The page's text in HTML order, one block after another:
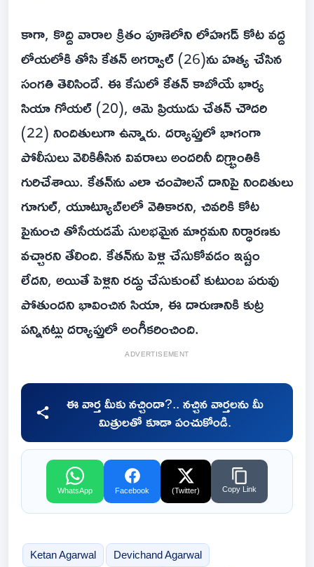
కాగా, కొద్ది వారాల క్రితం పూణెలోని లోహగడ్ కోట వద్ద
లోయలోకి తోసి కేతన్ అగర్వాల్ (26)ను హత్య చేసిన
సంగతి తెలిసిందే. ఈ కేసులో కేతన్ కాబోయే భార్య
సియా గోయల్ (20), ఆమె ప్రియుడు చేతన్ చౌదరి
(22) నిందితులుగా ఉన్నారు. దర్యాప్తులో భాగంగా
పోలీసులు వెలికితీసిన వివరాలు అందరినీ దిగ్భ్రాంతికి
గురిచేశాయి. కేతన్‌ను ఎలా చంపాలనే దానిపై నిందితులు
గూగుల్, యూట్యూబ్‌లలో వెతికారని, చివరికి కోట
పైనుంచి తోసేయడమే సులభమైన మార్గమని నిర్ధారణకు
వచ్చారని తేలింది. కేతన్‌ను పెళ్లి చేసుకోవడం ఇష్టం
లేదని, అయితే పెళ్లిని రద్దు చేసుకుంటే కుటుంబ పరువు
పోతుందని భావించిన సియా, ఈ దారుణానికి కుట్ర
పన్నినట్లు దర్యాప్తులో అంగీకరించింది.
ADVERTISEMENT
ఈ వార్త మీకు నచ్చిందా?.. నచ్చిన వార్తలను మీ
మిత్రులతో కూడా పంచుకోండి.
WhatsApp Facebook (Twitter) Copy Link
Ketan Agarwal Devichand Agarwal